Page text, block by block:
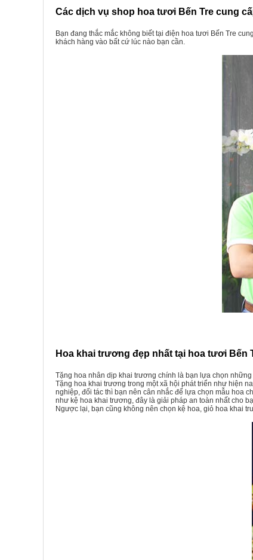
Các dịch vụ shop hoa tươi Bến Tre cung
Bạn đang thắc mắc không biết tại điện hoa tươi Bến Tre
khách hàng vào bất cứ lúc nào bạn cần.
Hoa khai trương đẹp nhất tại hoa tươi Bến
Tặng hoa nhân dịp khai trương chính là bạn lựa chọn
Tặng hoa khai trương trong một xã hội phát triển như hiện
nghiệp, đối tác thì bạn nên cân nhắc để lựa chọn mẫu hoa
như kệ hoa khai trương, đây là giải pháp an toàn nhất cho
Ngược lại, bạn cũng không nên chọn kệ hoa, giỏ hoa khai